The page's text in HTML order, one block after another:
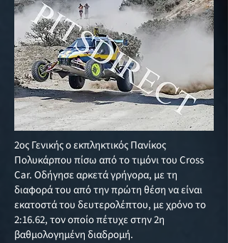
2ος Γενικής ο εκπληκτικός Πανίκος
Πολυκάρπου πίσω από το τιμόνι του Cross
Car. Οδήγησε αρκετά γρήγορα, με τη
διαφορά του από την πρώτη θέση να είναι
εκατοστά του δευτερολέπτου, με χρόνο το
2:16.62, τον οποίο πέτυχε στην 2η
βαθμολογημένη διαδρομή.